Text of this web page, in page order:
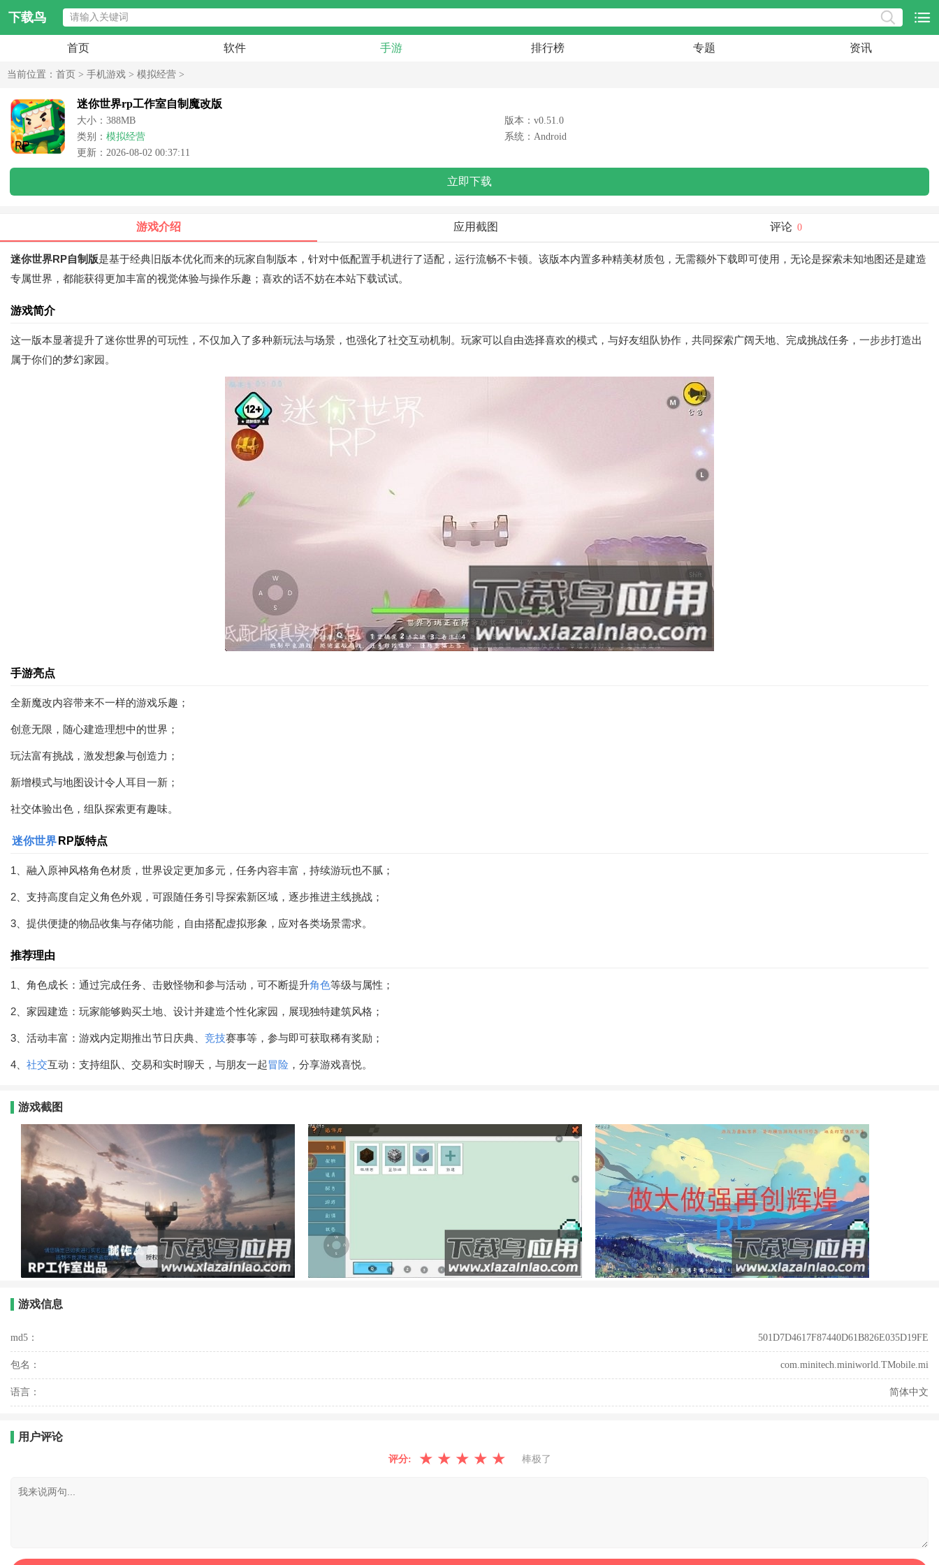
下载鸟
首页 软件 手游 排行榜 专题 资讯
当前位置： 首页 > 手机游戏 > 模拟经营 >
迷你世界rp工作室自制魔改版
大小：388MB
版本：v0.51.0
类别： 模拟经营
系统：Android
更新：2026-08-02 00:37:11
立即下载
游戏介绍 应用截图 评论 0
迷你世界RP自制版是基于经典旧版本优化而来的玩家自制版本，针对中低配置手机进行了适配，运行流畅不卡顿。该版本内置多种精美材质包，无需额外下载即可使用，无论是探索未知地图还是建造
专属世界，都能获得更加丰富的视觉体验与操作乐趣；喜欢的话不妨在本站下载试试。
游戏简介
这一版本显著提升了迷你世界的可玩性，不仅加入了多种新玩法与场景，也强化了社交互动机制。玩家可以自由选择喜欢的模式，与好友组队协作，共同探索广阔天地、完成挑战任务，一步步打造出
属于你们的梦幻家园。
手游亮点
全新魔改内容带来不一样的游戏乐趣；
创意无限，随心建造理想中的世界；
玩法富有挑战，激发想象与创造力；
新增模式与地图设计令人耳目一新；
社交体验出色，组队探索更有趣味。
迷你世界 RP版特点
1、融入原神风格角色材质，世界设定更加多元，任务内容丰富，持续游玩也不腻；
2、支持高度自定义角色外观，可跟随任务引导探索新区域，逐步推进主线挑战；
3、提供便捷的物品收集与存储功能，自由搭配虚拟形象，应对各类场景需求。
推荐理由
1、角色成长：通过完成任务、击败怪物和参与活动，可不断提升角色等级与属性；
2、家园建造：玩家能够购买土地、设计并建造个性化家园，展现独特建筑风格；
3、活动丰富：游戏内定期推出节日庆典、 竞技赛事等，参与即可获取稀有奖励；
4、 社交互动：支持组队、交易和实时聊天，与朋友一起冒险 ，分享游戏喜悦。
游戏截图
游戏信息
md5： 501D7D4617F87440D61B826E035D19FE
包名： com.minitech.miniworld.TMobile.mi
语言： 简体中文
用户评论
评分: ★ ★ ★ ★ ★ 棒极了